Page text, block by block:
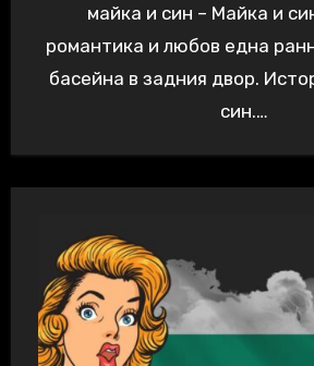
майка и син – Майка и
романтика и любов една
басейна в задния двор.
син.…